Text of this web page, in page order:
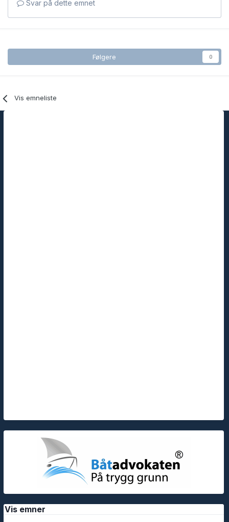
Svar på dette emnet
Følgere 0
Vis emneliste
Vis emner